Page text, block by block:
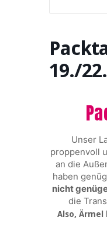
19./
Unser
proppenvoll
an die
haben
nicht
die
Also, Ärmel